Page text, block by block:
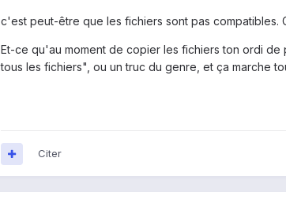
c'est peut-être que les fichiers sont pas compatibles.
Et-ce qu'au moment de copier les fichiers ton ordi
tous les fichiers", ou un truc du genre, et ça marche
Citer